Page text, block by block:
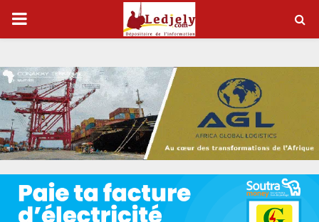
P
I
M
A
R